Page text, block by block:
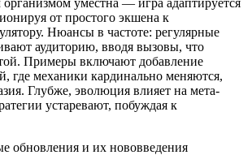
от простого экшена к
Нюансы в частоте: регулярные
аудиторию, вводя вызовы, что
Примеры включают добавление
где механики кардинально меняются,
Глубже, эволюция влияет на мета-
устаревают, побуждая к
обновления и их нововведения